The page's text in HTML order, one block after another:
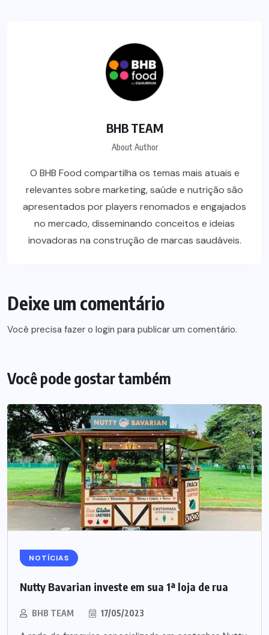
BHB TEAM
About Author
O BHB Food compartilha os temas mais atuais e
relevantes sobre marketing, saúde e nutrição são
apresentados por players renomados e engajados
no mercado, disseminando conceitos e ideias
inovadoras na construção de marcas saudáveis.
Deixe um comentário
Você precisa fazer o login para publicar um comentário.
Você pode gostar também
NOTÍCIAS
Nutty Bavarian investe em sua 1ª loja de rua
BHB TEAM 17/05/2023